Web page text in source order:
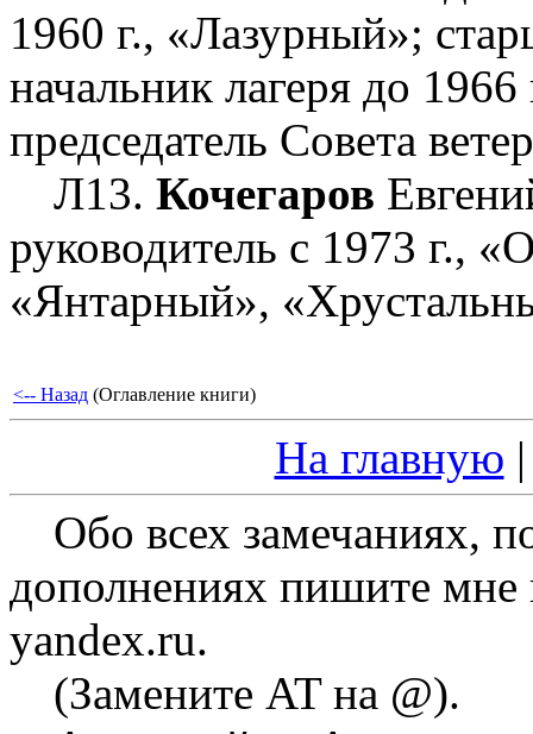
1960 г., «Лазурный»;
начальник лагеря до
председатель Совета
Л13. Кочегаров
руководитель с 1973 г.,
«Янтарный»,
<-- Назад (Оглавление книги)
На главную
Обо всех замечаниях,
дополнениях пишите мне
yandex.ru.
(Замените AT на @).